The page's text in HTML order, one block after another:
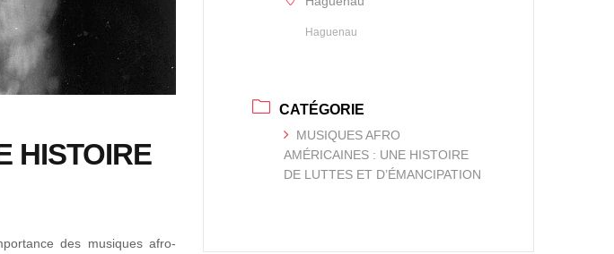
HISTOIRE
des musiques afro-
Haguenau
CATÉGORIE
MUSIQUES AFRO
AMÉRICAINES : UNE HISTOIRE
DE LUTTES ET D’ÉMANCIPATION